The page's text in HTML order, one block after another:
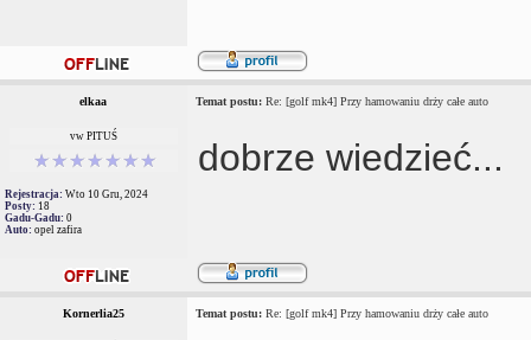
elkaa Temat postu: Re: [golf mk4] Przy hamowaniu drży całe auto
vw PITUŚ
Rejestracja: Wto 10 Gru, 2024
Posty: 18
Gadu-Gadu: 0
Auto: opel zafira
dobrze wiedzieć...
Kornerlia25 Temat postu: Re: [golf mk4] Przy hamowaniu drży całe auto